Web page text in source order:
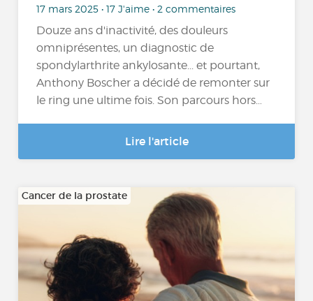
17 mars 2025 • 17 J'aime • 2 commentaires
Douze ans d'inactivité, des douleurs
omniprésentes, un diagnostic de
spondylarthrite ankylosante... et pourtant,
Anthony Boscher a décidé de remonter sur
le ring une ultime fois. Son parcours hors…
Lire l'article
Cancer de la prostate